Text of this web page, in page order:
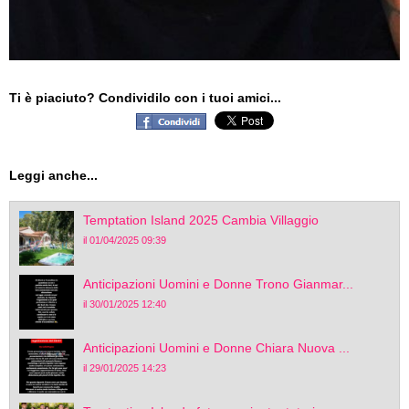
Ti è piaciuto? Condividilo con i tuoi amici...
Leggi anche...
Temptation Island 2025 Cambia Villaggio
il 01/04/2025 09:39
Anticipazioni Uomini e Donne Trono Gianmar...
il 30/01/2025 12:40
Anticipazioni Uomini e Donne Chiara Nuova ...
il 29/01/2025 14:23